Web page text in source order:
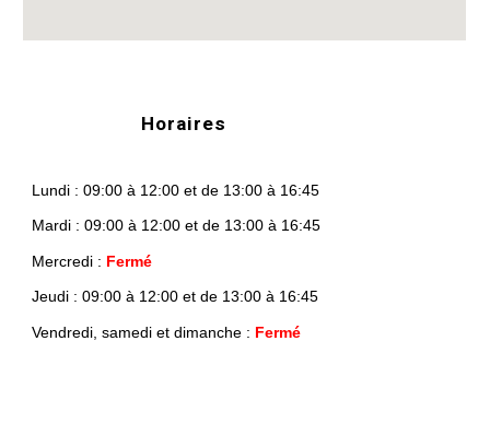
Horaires
Lundi : 09:00 à 12:00 et de 13:00 à 16:45
Mardi : 09:00 à 12:00 et de 13:00 à 16:45
Mercredi : Fermé
Jeudi : 09:00 à 12:00 et de 13:00 à 16:45
Vendredi, samedi et dimanche : Fermé